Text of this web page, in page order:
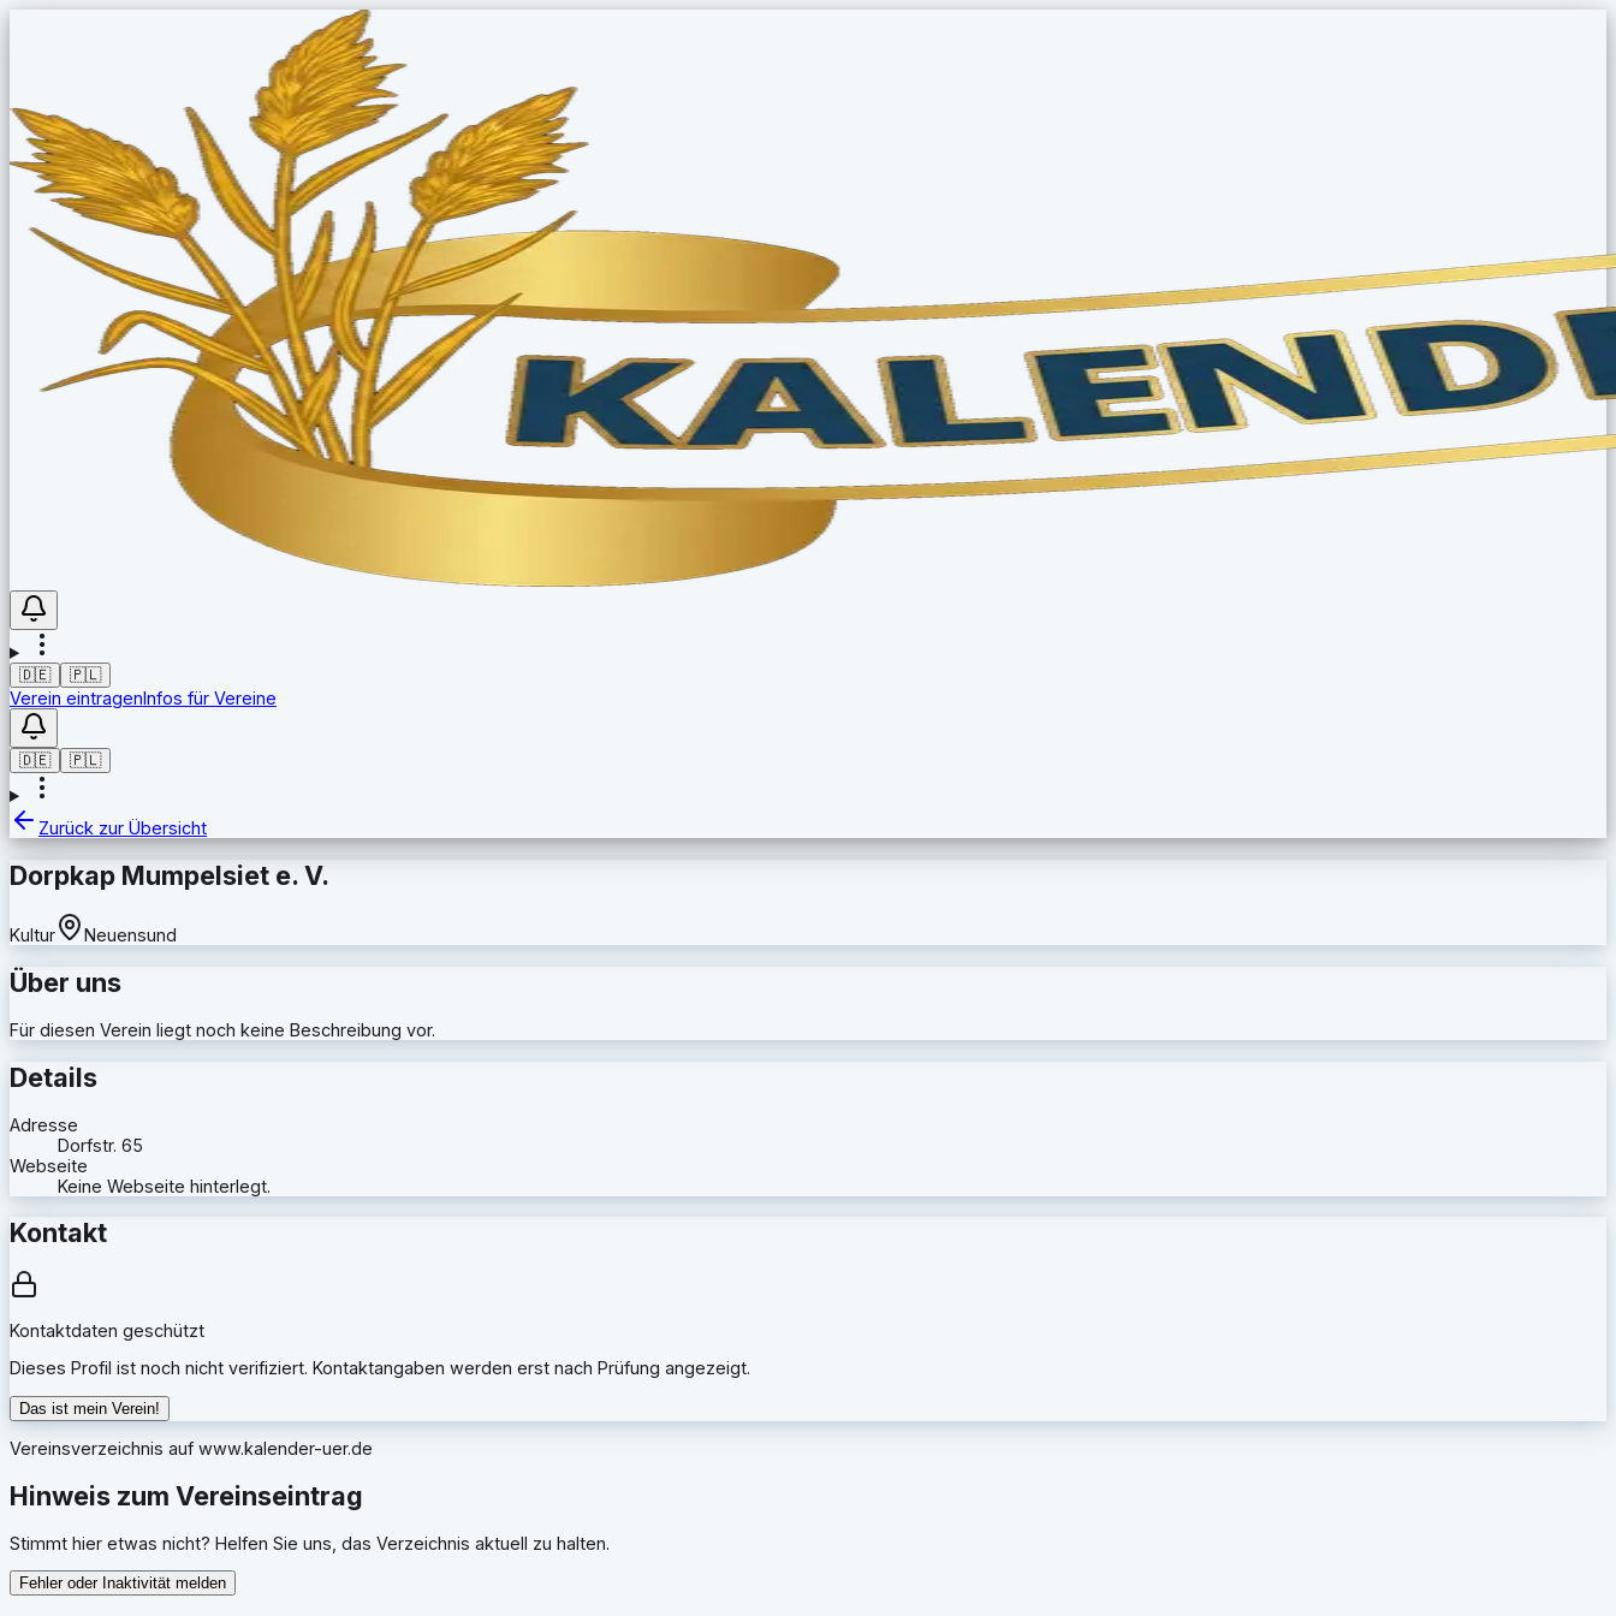
🇩🇪 🇵🇱
Verein eintragenInfos für Vereine
🇩🇪 🇵🇱
Zurück zur Übersicht
Dorpkap Mumpelsiet e. V.
Kultur Neuensund
Über uns
Für diesen Verein liegt noch keine Beschreibung vor.
Details
Adresse
Dorfstr. 65
Webseite
Keine Webseite hinterlegt.
Kontakt
Kontaktdaten geschützt
Dieses Profil ist noch nicht verifiziert. Kontaktangaben werden erst nach Prüfung angezeigt.
Das ist mein Verein!
Vereinsverzeichnis auf www.kalender-uer.de
Hinweis zum Vereinseintrag
Stimmt hier etwas nicht? Helfen Sie uns, das Verzeichnis aktuell zu halten.
Fehler oder Inaktivität melden